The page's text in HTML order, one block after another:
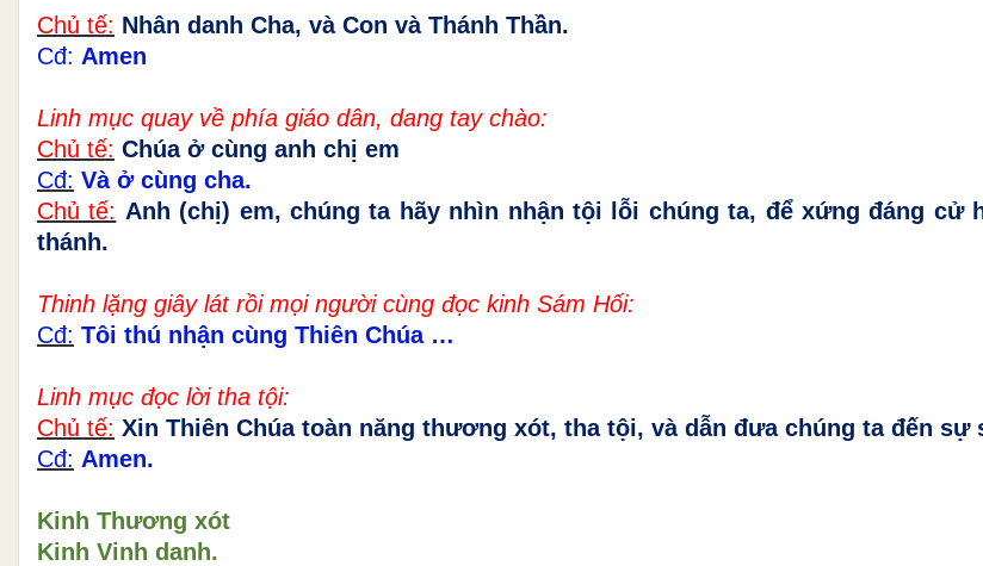
Chủ tế: Nhân danh Cha, và Con và Thánh Thần.
Cđ: Amen
Linh mục quay về phía giáo dân, dang tay chào:
Chủ tế: Chúa ở cùng anh chị em
Cđ: Và ở cùng cha.
Chủ tế: Anh (chị) em, chúng ta hãy nhìn nhận tội lỗi chúng ta, để xứng đáng cử
thánh.
Thinh lặng giây lát rồi mọi người cùng đọc kinh Sám Hối:
Cđ: Tôi thú nhận cùng Thiên Chúa …
Linh mục đọc lời tha tội:
Chủ tế: Xin Thiên Chúa toàn năng thương xót, tha tội, và dẫn đưa chúng ta đến sự
Cđ: Amen.
Kinh Thương xót
Kinh Vinh danh.